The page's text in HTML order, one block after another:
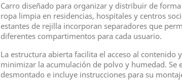
Carro diseñado para organizar y distribuir de
ropa limpia en residencias, hospitales y centros
estantes de rejilla incorporan separadores que
diferentes compartimentos para cada usuario.
La estructura abierta facilita el acceso al contenido
minimizar la acumulación de polvo y humedad. Se
desmontado e incluye instrucciones para su